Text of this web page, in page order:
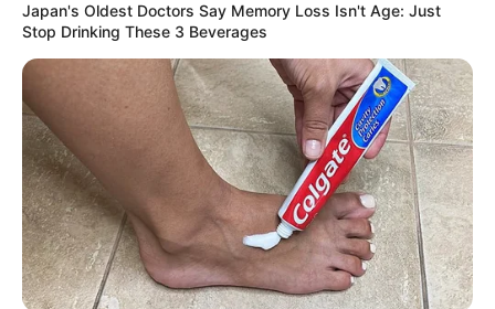
Japan's Oldest Doctors Say Memory Loss Isn't Age: Just
Stop Drinking These 3 Beverages